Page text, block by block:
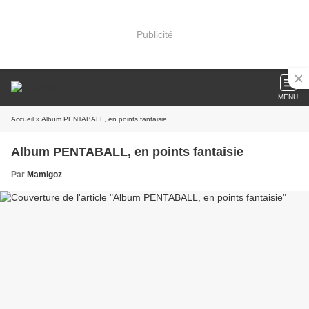
Publicité
MENU
Accueil » Album PENTABALL, en points fantaisie
Album PENTABALL, en points fantaisie
Par Mamigoz